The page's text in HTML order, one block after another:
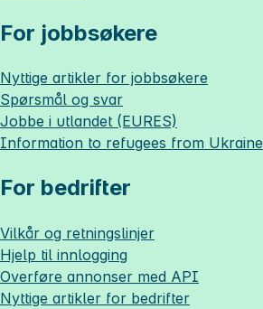
For jobbsøkere
Nyttige artikler for jobbsøkere
Spørsmål og svar
Jobbe i utlandet (EURES)
Information to refugees from Ukraine
For bedrifter
Vilkår og retningslinjer
Hjelp til innlogging
Overføre annonser med API
Nyttige artikler for bedrifter